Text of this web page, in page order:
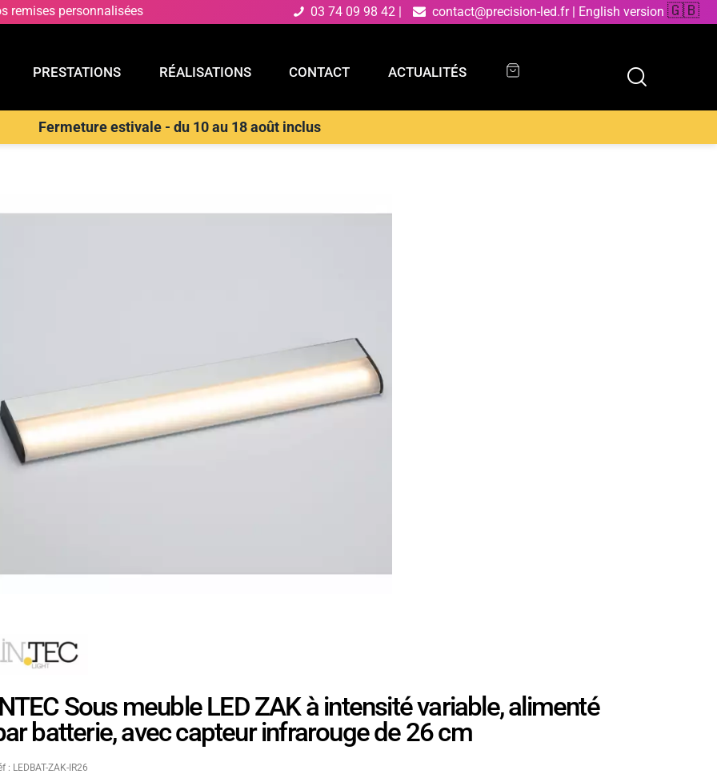
remises personnalisées 03 74 09 98 42 | contact@precision-led.fr | English version 🇬🇧
PRESTATIONS RÉALISATIONS CONTACT ACTUALITÉS
Fermeture estivale - du 10 au 18 août inclus
PRESTATIONS RÉALISATIONS CONTACT
rechargeables>INTEC Sous meuble LED ZAK à intensité variable, alimenté par batterie, avec capteur infrarouge
Sous meuble LED ZAK à intensité variable, alimenté
batterie, avec capteur infrarouge de 26 cm
: LEDBAT-ZAK-IR26